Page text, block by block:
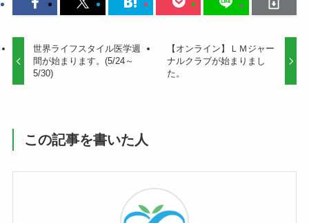
世界ライフスタイル医学週
間が始まります。(5/24～
5/30)
【オンライン】ＬＭジャー
ナルクラブが始まりまし
た。
この記事を書いた人